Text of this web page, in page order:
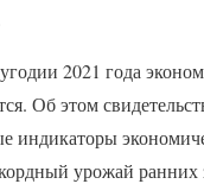
2021 года
Об этом
индикаторы
урожай ранних